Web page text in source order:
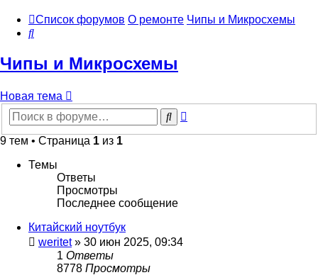
Список форумов О ремонте Чипы и Микросхемы
Поиск
Чипы и Микросхемы
Новая
тема
Новая тема
Поиск
9 тем • Страница 1 из 1
Темы
Ответы
Просмотры
Последнее сообщение
Китайский ноутбук
weritet» 30 июн 2025, 09:34
1 Ответы
8778 Просмотры